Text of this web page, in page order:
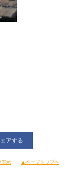
アする
表示 ▲ページトップへ